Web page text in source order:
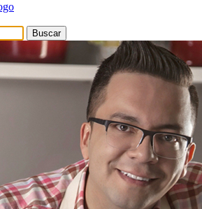
Buscar